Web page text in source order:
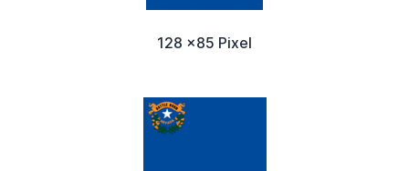
128 x85 Pixel